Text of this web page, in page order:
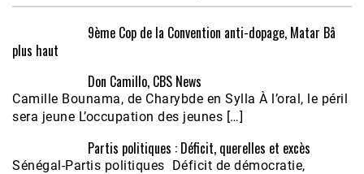
9ème Cop de la Convention anti-dopage, Matar Bâ
plus haut
Don Camillo, CBS News
Camille Bounama, de Charybde en Sylla À l’oral, le péril
sera jeune L’occupation des jeunes […]
Partis politiques : Déficit, querelles et excès
Sénégal-Partis politiques Déficit de démocratie,